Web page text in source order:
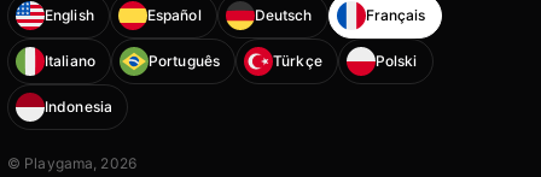
English Español Deutsch Français
Italiano Português Türkçe Polski
Indonesia
© Playgama, 2026